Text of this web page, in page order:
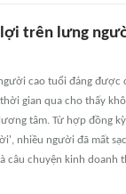
trên lưng
cao tuổi đáng được
gian qua cho thấy
tâm. Từ hợp đồng
nhiều người đã mất
chuyện kinh doanh